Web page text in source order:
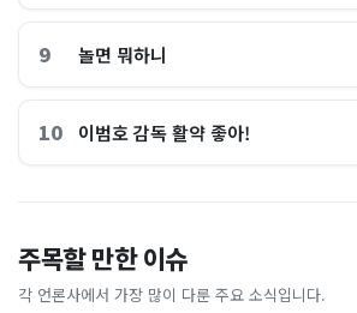
9 놀면 뭐하니
10 이범호 감독 활약 좋아!
주목할 만한 이슈
각 언론사에서 가장 많이 다룬 주요 소식입니다.
홈플러스, 2000억원으로 '시
간'을 샀다
비즈워치
왜?매일경
[날씨] 오늘 밤 또 내린다...내
륙 중심 최대 150mm
졌다...